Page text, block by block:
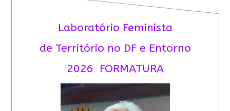
Laboratório Feminista
de Território no DF e Entorno
2026 FORMATURA